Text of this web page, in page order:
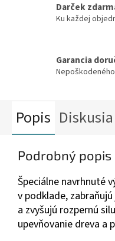
Darček
Ku každej
Garancia
Popis Diskusia
Podrobný popis
Špeciálne navrhnuté
v podklade,
a zvyšujú rozpernú
upevňovanie dreva a